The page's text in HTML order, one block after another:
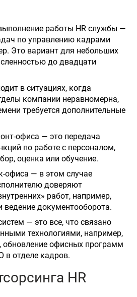
работы HR службы —
по управлению кадрами
Это вариант для небольших
до двадцати
в ситуациях, когда
компании неравномерна,
требуется дополнительные
офиса — это передача
по работе с персоналом,
оценка или обучение.
офиса — в этом случае
доверяют
работ, например,
ведение документооборота.
— это все, что связано
технологиями, например,
обновление офисных программ
в отделе кадров.
HR